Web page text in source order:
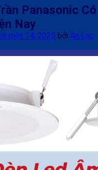
Panasonic Có
Nay
một 14, 2025 bởi An Lạc